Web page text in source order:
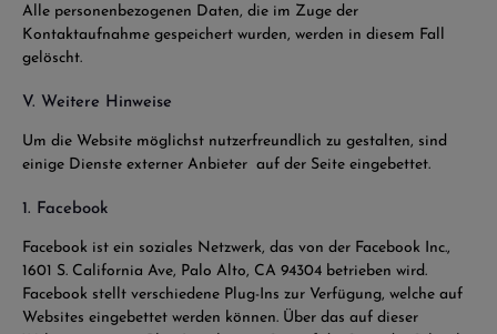
Alle personenbezogenen Daten, die im Zuge der
Kontaktaufnahme gespeichert wurden, werden in diesem Fall
gelöscht.
V. Weitere Hinweise
Um die Website möglichst nutzerfreundlich zu gestalten, sind
einige Dienste externer Anbieter auf der Seite eingebettet.
1. Facebook
Facebook ist ein soziales Netzwerk, das von der Facebook Inc.,
1601 S. California Ave, Palo Alto, CA 94304 betrieben wird.
Facebook stellt verschiedene Plug-Ins zur Verfügung, welche auf
Websites eingebettet werden können. Über das auf dieser